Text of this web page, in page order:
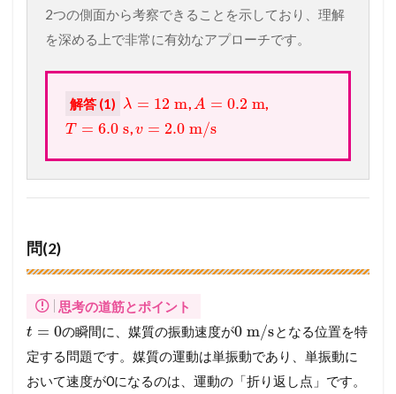
2つの側面から考察できることを示しており、理解
を深める上で非常に有効なアプローチです。
解答 (1) λ = 12 m,A = 0.2 m,
T = 6.0 s,v = 2.0m/s
問(2)
思考の道筋とポイント
t = 0の瞬間に、媒質の振動速度が0 m/sとなる位置を特
定する問題です。媒質の運動は単振動であり、単振動に
おいて速度が0になるのは、運動の「折り返し点」です。